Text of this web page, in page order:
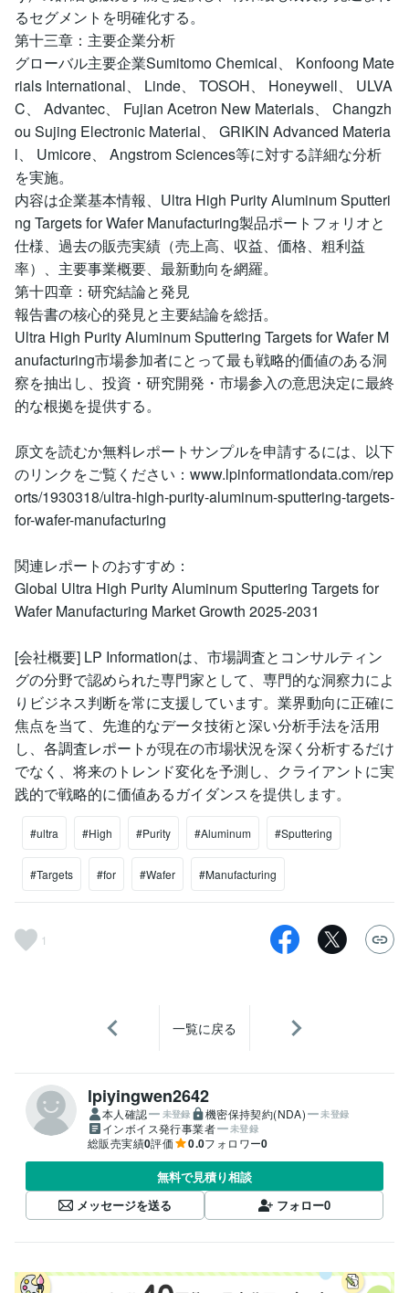
るセグメントを明確化する。
第十三章：主要企業分析
グローバル主要企業Sumitomo Chemical、 Konfoong Mate
rials International、 Linde、 TOSOH、 Honeywell、 ULVA
C、 Advantec、 Fujian Acetron New Materials、 Changzh
ou Sujing Electronic Material、 GRIKIN Advanced Materia
l、 Umicore、 Angstrom Sciences等に対する詳細な分析
を実施。
内容は企業基本情報、Ultra High Purity Aluminum Sputteri
ng Targets for Wafer Manufacturing製品ポートフォリオと
仕様、過去の販売実績（売上高、収益、価格、粗利益
率）、主要事業概要、最新動向を網羅。
第十四章：研究結論と発見
報告書の核心的発見と主要結論を総括。
Ultra High Purity Aluminum Sputtering Targets for Wafer M
anufacturing市場参加者にとって最も戦略的価値のある洞
察を抽出し、投資・研究開発・市場参入の意思決定に最終
的な根拠を提供する。
原文を読むか無料レポートサンプルを申請するには、以下
のリンクをご覧ください：www.lpinformationdata.com/rep
orts/1930318/ultra-high-purity-aluminum-sputtering-targets-
for-wafer-manufacturing
関連レポートのおすすめ：
Global Ultra High Purity Aluminum Sputtering Targets for
Wafer Manufacturing Market Growth 2025-2031
[会社概要] LP Informationは、市場調査とコンサルティン
グの分野で認められた専門家として、専門的な洞察力によ
りビジネス判断を常に支援しています。業界動向に正確に
焦点を当て、先進的なデータ技術と深い分析手法を活用
し、各調査レポートが現在の市場状況を深く分析するだけ
でなく、将来のトレンド変化を予測し、クライアントに実
践的で戦略的に価値あるガイダンスを提供します。
#ultra #High #Purity #Aluminum #Sputtering
#Targets #for #Wafer #Manufacturing
1
一覧に戻る
lpiyingwen2642
本人確認 未登録 機密保持契約(NDA) 未登録
インボイス発行事業者 未登録
総販売実績0評価 0.0フォロワー0
無料で見積り相談
メッセージを送る
フォロー0